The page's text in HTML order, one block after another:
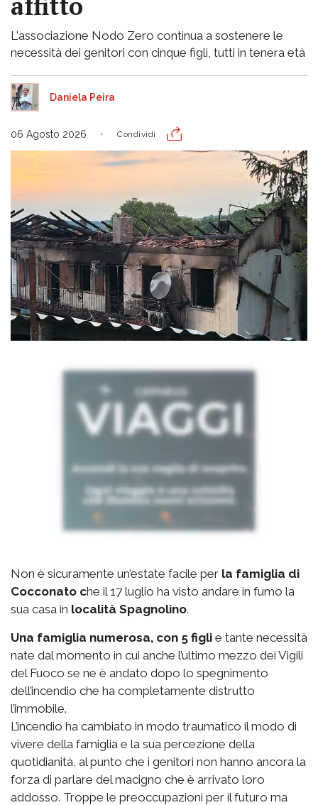
L'associazione Nodo Zero continua a sostenere le
necessità dei genitori con cinque figli, tutti in tenera età
Daniela Peira
06 Agosto 2026 Condividi
Non è sicuramente un’estate facile per la famiglia di
Cocconato che il 17 luglio ha visto andare in fumo la
sua casa in località Spagnolino.
Una famiglia numerosa, con 5 figli e tante necessità
nate dal momento in cui anche l’ultimo mezzo dei Vigili
del Fuoco se ne è andato dopo lo spegnimento
dell’incendio che ha completamente distrutto
l’immobile.
L’incendio ha cambiato in modo traumatico il modo di
vivere della famiglia e la sua percezione della
quotidianità, al punto che i genitori non hanno ancora la
forza di parlare del macigno che è arrivato loro
addosso. Troppe le preoccupazioni per il futuro ma